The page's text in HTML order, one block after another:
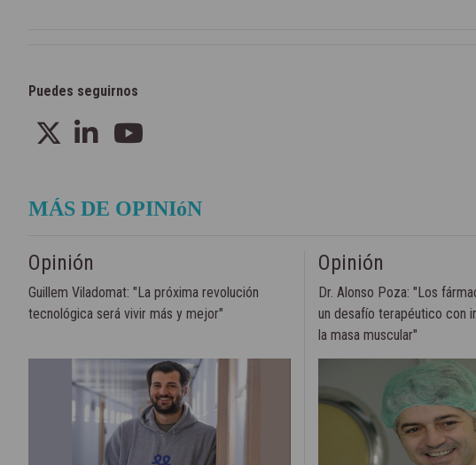
Puedes seguirnos
MÁS DE OPINIóN
Opinión
Guillem Viladomat: "La próxima revolución
tecnológica será vivir más y mejor"
Opinión
Dr. Alonso Poza: "Los
un desafío terapéutico con
la masa muscular"